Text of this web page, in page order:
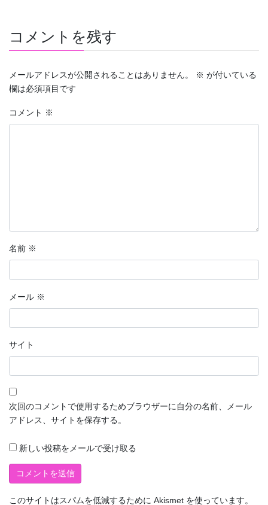
コメントを残す
メールアドレスが公開されることはありません。 ※ が付いている
欄は必須項目です
コメント ※
名前 ※
メール ※
サイト
次回のコメントで使用するためブラウザーに自分の名前、メール
アドレス、サイトを保存する。
新しい投稿をメールで受け取る
このサイトはスパムを低減するために Akismet を使っています。